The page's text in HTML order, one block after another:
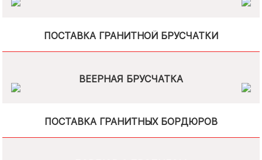
ПОСТАВКА ГРАНИТНОЙ БРУСЧАТКИ
ВЕЕРНАЯ БРУСЧАТКА
ПОСТАВКА ГРАНИТНЫХ БОРДЮРОВ